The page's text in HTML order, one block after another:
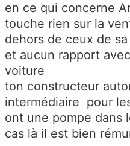
en ce qui concerne
touche rien sur la
dehors de ceux de sa
et aucun rapport
voiture
ton constructeur
intermédiaire pour
ont une pompe dans
cas là il est bien